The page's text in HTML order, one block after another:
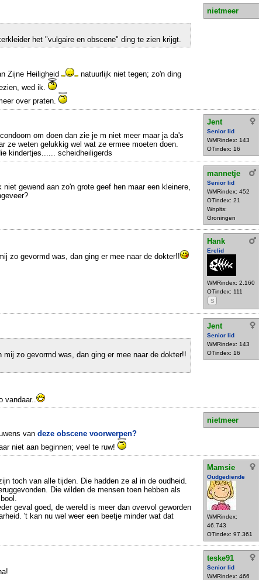
nietmeer
het "vulgaire en obscene" ding te zien krijgt.
Zijne Heiligheid
natuurlijk niet tegen; zo'n ding
wed ik.
over praten.
Jent
Senior lid
WMRindex: 143
OTindex: 16
om doen dan zie je m niet meer maar ja da's
ze weten gelukkig wel wat ze ermee moeten doen.
kindertjes...... scheidheiligerds
mannetje
Senior lid
WMRindex: 452
OTindex: 21
Wnplts:
Groningen
gewend aan zo'n grote geef hen maar een kleinere,
Hank
Erelid
WMRindex: 2.160
OTindex: 111
S
zo gevormd was, dan ging er mee naar de dokter!!
Jent
Senior lid
WMRindex: 143
OTindex: 16
mij zo gevormd was, dan ging er mee naar de dokter!!
vandaar..
nietmeer
van deze obscene voorwerpen?
niet aan beginnen; veel te ruw!
Mamsie
Oudgediende
WMRindex:
46.743
OTindex: 97.361
toch van alle tijden. Die hadden ze al in de oudheid.
Die wilden de mensen toen hebben als
geval goed, de wereld is meer dan overvol geworden
't kan nu wel weer een beetje minder wat dat
teske91
Senior lid
WMRindex: 466